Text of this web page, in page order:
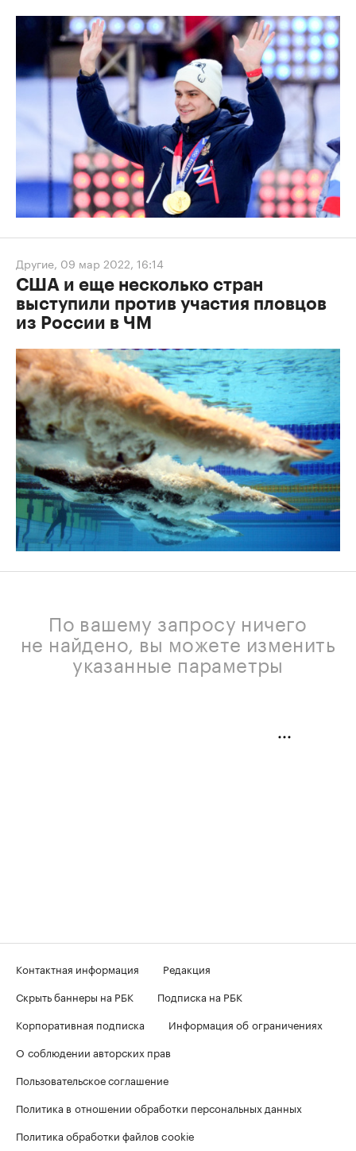
Другие, 09 мар 2022, 16:14
США и еще несколько стран
выступили против участия пловцов
из России в ЧМ
По вашему запросу ничего
не найдено, вы можете изменить
указанные параметры
Контактная информация
Редакция
Скрыть баннеры на РБК
Подписка на РБК
Корпоративная подписка
Информация об ограничениях
О соблюдении авторских прав
Пользовательское соглашение
Политика в отношении обработки персональных данных
Политика обработки файлов cookie